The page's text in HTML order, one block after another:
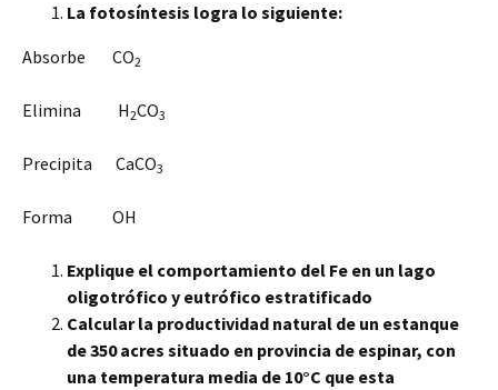
La fotosíntesis logra lo siguiente:
Absorbe CO2
Elimina H2CO3
Precipita CaCO3
Forma OH
Explique el comportamiento del Fe en un lago
oligotrófico y eutrófico estratificado
Calcular la productividad natural de un estanque
de 350 acres situado en provincia de espinar, con
una temperatura media de 10°C que esta